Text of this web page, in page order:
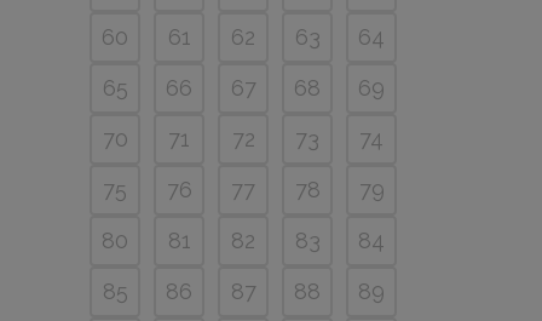
60
61 62 63
64
65
66 67 68
69
70
71 72 73
74
75
76 77 78
79
80
81 82 83
84
85
86 87 88
89